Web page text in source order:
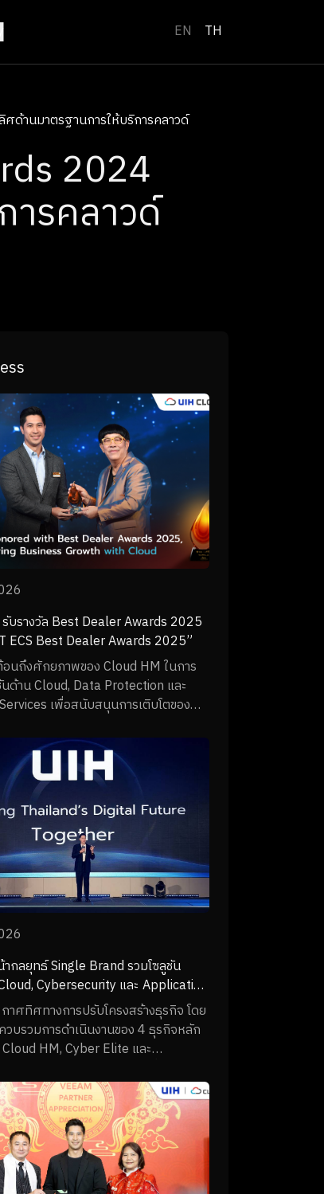
EN TH
ด้านมาตรฐานการให้บริการคลาวด์
2024
ารคลาวด์
บรางวัล Best Dealer Awards 2025
ECS Best Dealer Awards 2025”
อนถึงศักยภาพของ Cloud HM ในการ
ด้าน Cloud, Data Protection และ
เพื่อสนับสนุนการเติบโตของ
กลยุทธ์ Single Brand รวมโซลูชัน
Cybersecurity และ Application
Helix Platform
าศทิศทางการปรับโครงสร้างธุรกิจ โดย
วบรวมการดำเนินงานของ 4 ธุรกิจหลัก
HM, Cyber Elite และ
Network, Cloud, Cybersecurity
ไว้ในองค์กรเดียว และยกระดับการ
Infrastructure และโซลูชันดิจิทัล
จรสำหรับองค์กร